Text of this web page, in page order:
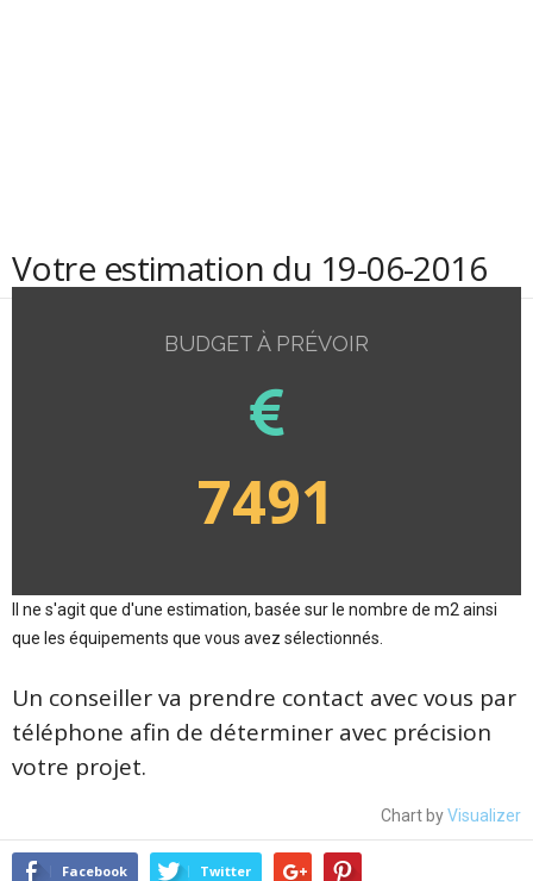
Votre estimation du 19-06-2016
BUDGET À PRÉVOIR
7491
Il ne s'agit que d'une estimation, basée sur le nombre de m2 ainsi
que les équipements que vous avez sélectionnés.
Un conseiller va prendre contact avec vous par
téléphone afin de déterminer avec précision
votre projet.
Chart byVisualizer
Facebook Twitter